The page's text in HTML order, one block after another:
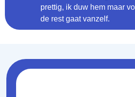
prettig, ik duw hem maar
de rest gaat vanzelf.